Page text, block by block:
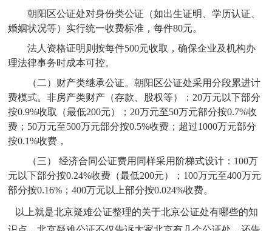
朝阳区公证处对身份类公证（如出生证明、学历认证、
婚姻状况等）实行统一收费标准，每件80元。
法人资格证明则按每件500元收取，确保企业及机构办
理法律事务时成本可控。
（二） 财产类继承公证。朝阳区公证处采用分段累进计
费模式。非房产类财产（存款、股权等）：20万元以下部分
按0.9%收取（最低200元）；20万元至50万元部分按0.7%收
费 ； 50万元至500万元部分按0.5%收费 ；超过1000万元部分
按0.1%收费 ，
（三）
经济合同公证费用同样采用阶梯式设计 ： 100万
元以下部分按0.24%收费 （最低200元）；100万元至400万元
部分按0.16%；400万元以上部分按0.024%收费。
以上就是北京疑难公证整理的关于北京公证处有哪些的知